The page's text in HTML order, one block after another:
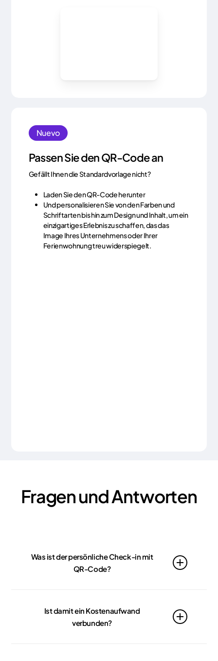
Nuevo
Passen Sie den QR-Code an
Gefällt Ihnen die Standardvorlage nicht?
Laden Sie den QR-Code herunter
Und personalisieren Sie von den Farben und
Schriftarten bis hin zum Design und Inhalt, um ein
einzigartiges Erlebnis zu schaffen, das das
Image Ihres Unternehmens oder Ihrer
Ferienwohnung treu widerspiegelt.
Fragen und Antworten
Was ist der persönliche Check-in mit
QR-Code?
der Ankunft in der Unterkunft über einen QR-Code
auszufüllen. Es ist keine zusätzliche App erforderlich
Ist damit ein Kostenaufwand
verbunden?